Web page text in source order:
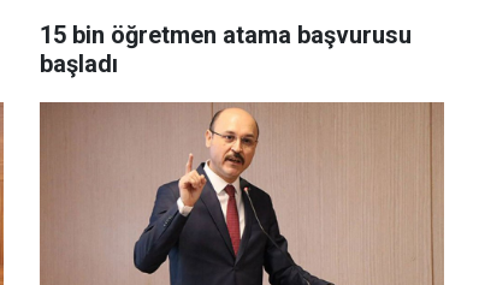
15 bin öğretmen atama başvurusu
başladı